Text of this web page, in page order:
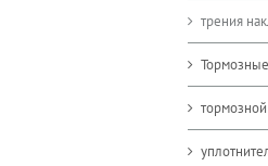
трения